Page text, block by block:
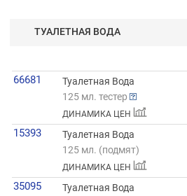
ТУАЛЕТНАЯ ВОДА
66681
Туалетная Вода
125 мл. тестер
ДИНАМИКА ЦЕН
15393
Туалетная Вода
125 мл. (подмят)
ДИНАМИКА ЦЕН
35095 Туалетная Вода